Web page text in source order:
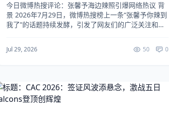
今日微博热搜评论：张馨予海边辣照引爆网络热议 背
景 2026年7月29日，微博热搜榜上一条“张馨予你辣到
我了”的话题持续发酵，引发了网友们的广泛关注和热
Jul 29, 2026 50 0